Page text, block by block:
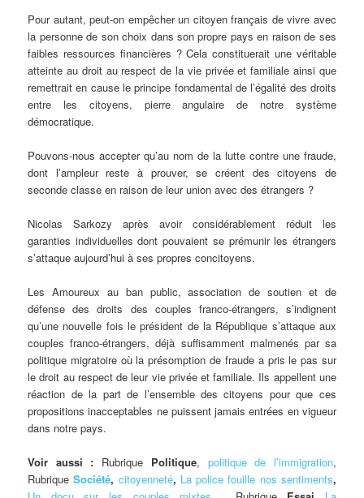
Pour autant, peut-on empêcher un citoyen français de vivre avec
la personne de son choix dans son propre pays en raison de ses
faibles ressources financières ? Cela constituerait une véritable
atteinte au droit au respect de la vie privée et familiale ainsi que
remettrait en cause le principe fondamental de l’égalité des droits
entre les citoyens, pierre angulaire de notre système
démocratique.
Pouvons-nous accepter qu’au nom de la lutte contre une fraude,
dont l’ampleur reste à prouver, se créent des citoyens de
seconde classe en raison de leur union avec des étrangers ?
Nicolas Sarkozy après avoir considérablement réduit les
garanties individuelles dont pouvaient se prémunir les étrangers
s’attaque aujourd’hui à ses propres concitoyens.
Les Amoureux au ban public, association de soutien et de
défense des droits des couples franco-étrangers, s’indignent
qu’une nouvelle fois le président de la République s’attaque aux
couples franco-étrangers, déjà suffisamment malmenés par sa
politique migratoire où la présomption de fraude a pris le pas sur
le droit au respect de leur vie privée et familiale. Ils appellent une
réaction de la part de l’ensemble des citoyens pour que ces
propositions inacceptables ne puissent jamais entrées en vigueur
dans notre pays.
Voir aussi : Rubrique Politique, politique de l’immigration,
Rubrique Société, citoyenneté, La police fouille nos sentiments,